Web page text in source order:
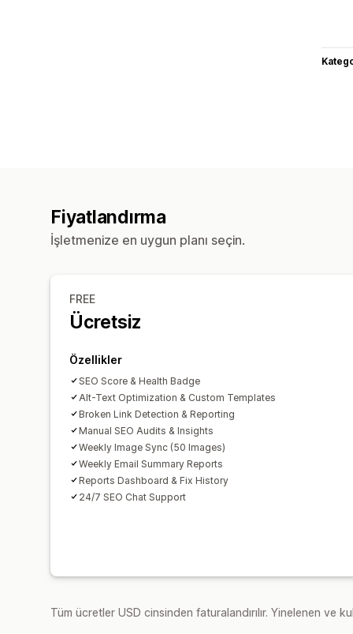
Fiyatlandırma
İşletmenize en uygun planı seçin.
FREE
Ücretsiz
Özellikler
SEO Score & Health Badge
Alt-Text Optimization & Custom Templates
Broken Link Detection & Reporting
Manual SEO Audits & Insights
Weekly Image Sync (50 Images)
Weekly Email Summary Reports
Reports Dashboard & Fix History
24/7 SEO Chat Support
Tüm ücretler USD cinsinden faturalandırılır. Yinelenen ve